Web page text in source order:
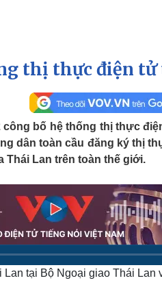
Thể thao
Bóng đá
Lịch thi đấu bóng đá
eSports
Hậu trường
Văn hóa
Sân khấu - Điện ảnh
Văn học
Âm nhạc
thị thực điện tử
công bố hệ thống thị thực
dân toàn cầu đăng ký thị
Thái Lan trên toàn thế giới.
tại Bộ Ngoại giao Thái Lan